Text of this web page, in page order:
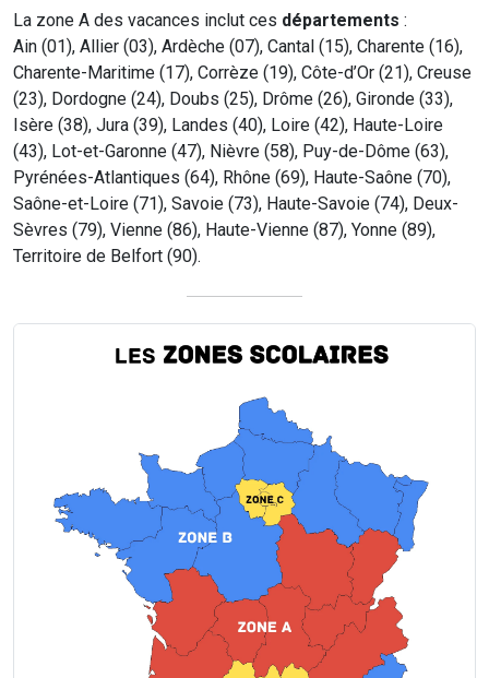
La zone A des vacances inclut ces départements :
Ain (01), Allier (03), Ardèche (07), Cantal (15), Charente (16),
Charente-Maritime (17), Corrèze (19), Côte-d’Or (21), Creuse
(23), Dordogne (24), Doubs (25), Drôme (26), Gironde (33),
Isère (38), Jura (39), Landes (40), Loire (42), Haute-Loire
(43), Lot-et-Garonne (47), Nièvre (58), Puy-de-Dôme (63),
Pyrénées-Atlantiques (64), Rhône (69), Haute-Saône (70),
Saône-et-Loire (71), Savoie (73), Haute-Savoie (74), Deux-
Sèvres (79), Vienne (86), Haute-Vienne (87), Yonne (89),
Territoire de Belfort (90).